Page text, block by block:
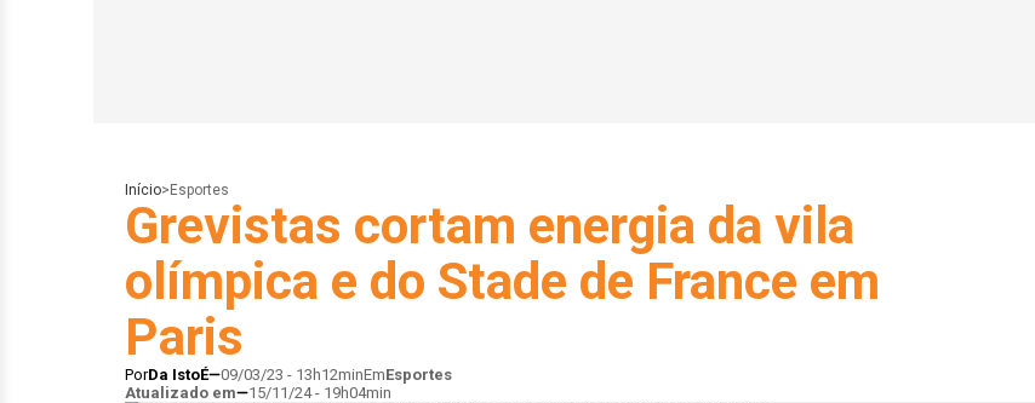
Início> Esportes
Grevistas cortam energia da vila
olímpica e do Stade de France em
Paris
PorDa IstoÉ 09/03/23 - 13h12minEmEsportes
Atualizado em
15/11/24 - 19h04min